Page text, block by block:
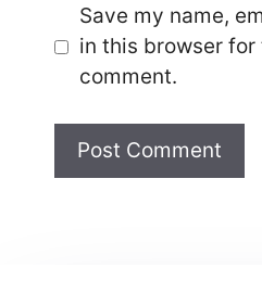
Save my name,
in this browser for
comment.